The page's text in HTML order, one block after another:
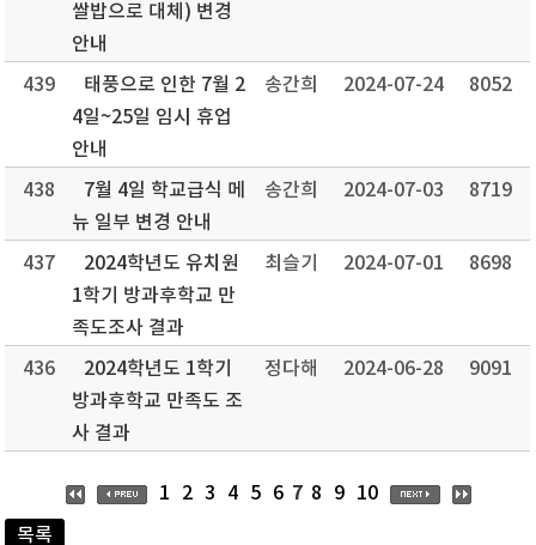
쌀밥으로 대체) 변경
안내
439
태풍으로 인한 7월 2
4일~25일 임시 휴업
안내
송간희 2024-07-24 8052
438
7월 4일 학교급식 메
뉴 일부 변경 안내
송간희 2024-07-03 8719
437
2024학년도 유치원
1학기 방과후학교 만
족도조사 결과
최슬기 2024-07-01 8698
436
2024학년도 1학기
방과후학교 만족도 조
사 결과
정다해 2024-06-28 9091
1 2 3 4 5 6 7 8 9
10
목록